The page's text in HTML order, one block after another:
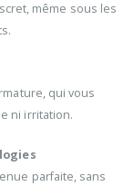
même sous les
qui vous
ni irritation.
parfaite, sans